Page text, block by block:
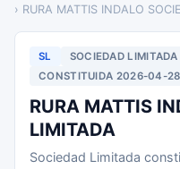
› RURA MATTIS INDALO
SL SOCIEDAD LIMITADA
CONSTITUIDA 2026-04-28
RURA MATTIS
LIMITADA
Sociedad Limitada